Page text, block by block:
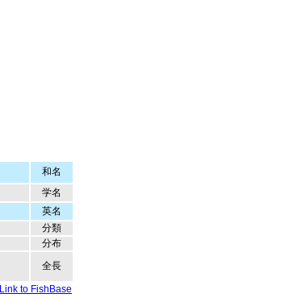
和名
学名
英名
分類
分布
全長
Link to FishBase